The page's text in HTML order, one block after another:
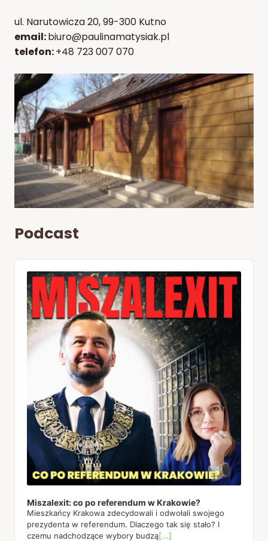
ul. Narutowicza 20, 99-300 Kutno
email:biuro@paulinamatysiak.pl
telefon:+48 723 007 070
Podcast
Audio
Player
Miszalexit: co po referendum w Krakowie?
Mieszkańcy Krakowa zdecydowali i odwołali swojego
prezydenta w referendum. Dlaczego tak się stało? I
czemu nadchodzące wybory budzą[...]